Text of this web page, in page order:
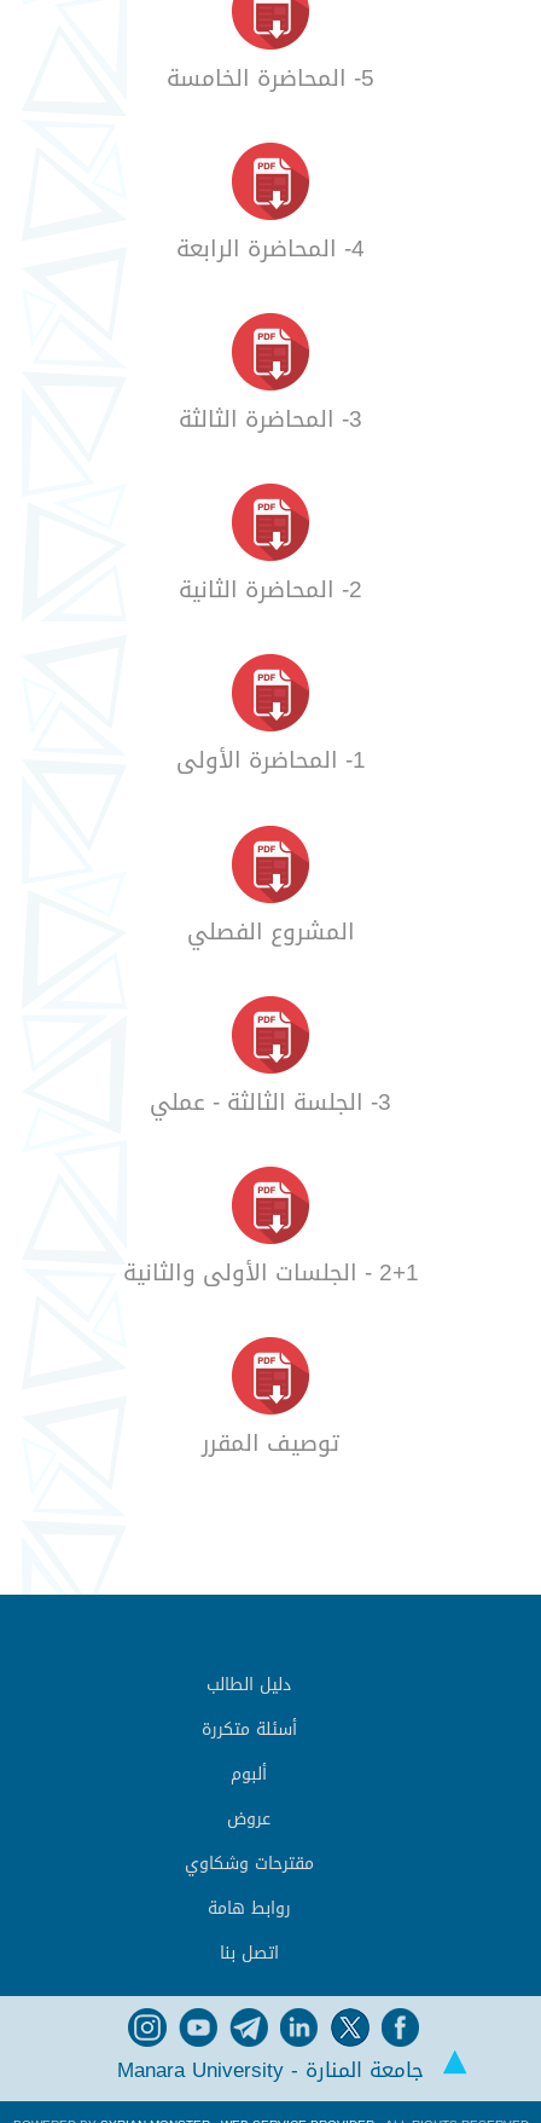
5- المحاضرة الخامسة
4- المحاضرة الرابعة
3- المحاضرة الثالثة
2- المحاضرة الثانية
1- المحاضرة الأولى
المشروع الفصلي
3- الجلسة الثالثة - عملي
2+1 - الجلسات الأولى والثانية
توصيف المقرر
دليل الطالب
أسئلة متكررة
ألبوم
عروض
مقترحات وشكاوي
روابط هامة
اتصل بنا
جامعة المنارة - Manara University